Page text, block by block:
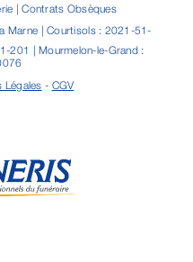
| Contrats Obsèques
Marne | Courtisols : 2021-51-
201 | Mourmelon-le-Grand :
Légales - CGV